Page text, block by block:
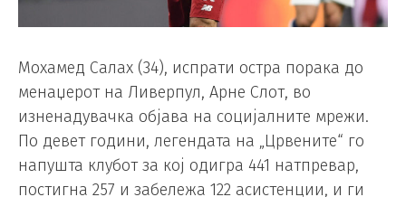
Мохамед Салах (34), испрати остра порака до
менаџерот на Ливерпул, Арне Слот, во
изненадувачка објава на социјалните мрежи.
По девет години, легендата на „Црвените“ го
напушта клубот за кој одигра 441 натпревар,
постигна 257 и забележа 122 асистенции, и ги